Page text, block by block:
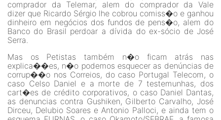
comprador da Telemar, alem do comprador da Vale
dizer que Ricardo Sérgio lhe cobrou comiss�o e ganhou
dinheiro em negócios dos fundos de pens�o, alem do
Banco do Brasil perdoar a dívida do ex-sócio de José
Serra.
Mas os Petistas também n�o ficam atrás nas
explica��es, n�o podemos esquecer as denúncias de
corrup��o nos Correios, do caso Portugal Telecom, o
caso Celso Daniel e a morte de 7 testemunhas, dos
cart�es de crédito corporativos, o caso Daniel Dantas,
as denuncias contra Gushiken, Gilberto Carvalho, José
Dirceu, Delubio Soares e Antonio Palloci, e ainda tem o